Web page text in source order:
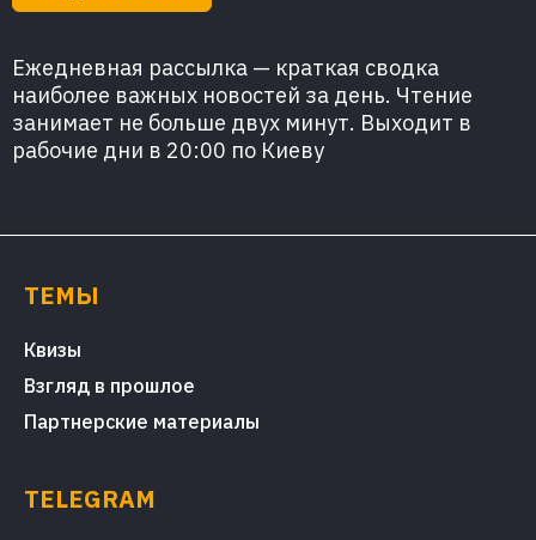
Ежедневная рассылка — краткая сводка
наиболее важных новостей за день. Чтение
занимает не больше двух минут. Выходит в
рабочие дни в 20:00 по Киеву
ТЕМЫ
Квизы
Взгляд в прошлое
Партнерские материалы
TELEGRAM